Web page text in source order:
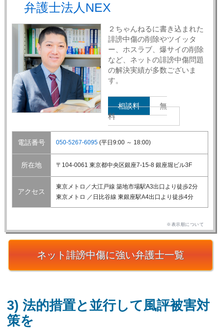
弁護士法人NEX
２ちゃんねるに書き込まれた
誹謗中傷の削除やツイッタ
ー、ホスラブ、爆サイの削除
など、ネットの誹謗中傷問題
の解決実績が多数ございま
す。
相談料
無
料
電話番号 050-5267-6095(平日9:00 ～ 18:00)
所在地 〒104-0061 東京都中央区銀座7-15-8 銀座堀ビル3F
アクセス
東京メトロ／大江戸線 築地市場駅A3出口より徒歩2分
東京メトロ ／日比谷線 東銀座駅A4出口より徒歩4分
※表示順について
ネット誹謗中傷に強い弁護士一覧
3) 法的措置と並行して風評被害対
策を